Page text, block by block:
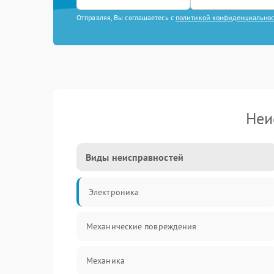
Отправляя, Вы соглашаетесь с политикой
Виды неисправностей
Электроника
Механические повреждения
Механика